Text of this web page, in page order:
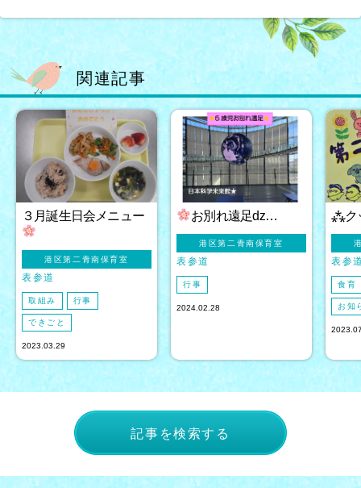
関連記事
３月誕生日会メニュー
港区第二青南保育室
表参道
取組み 行事
できごと
2023.03.29
お別れ遠足ǳ…
港区第二青南保育室
表参道
行事
2024.02.28
⁂ク
表参
食育
お知
記事を検索する